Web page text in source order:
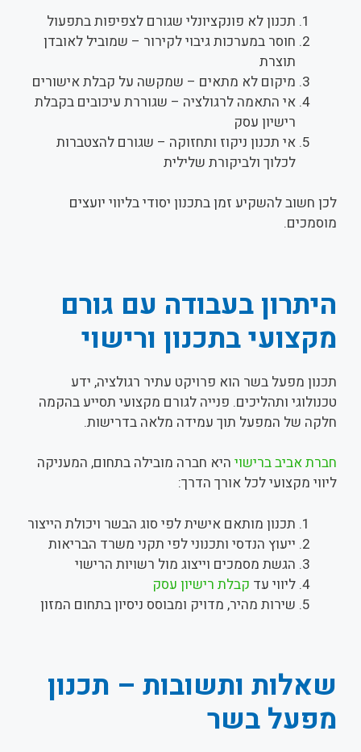
תכנון לא פונקציונלי שגורם לצפיפות בתפעול
חוסר במערכות גיבוי לקירור – שמוביל לאובדן
תוצרת
מיקום לא מתאים – שמקשה על קבלת אישורים
אי התאמה לרגולציה – שגוררת עיכובים בקבלת
רישיון עסק
אי תכנון ניקוז ותחזוקה – שגורם להצטברות
לכלוך ולביקורת שלילית
לכן חשוב להשקיע זמן בתכנון יסודי בליווי יועצים
מוסמכים.
היתרון בעבודה עם גורם
מקצועי בתכנון ורישוי
תכנון מפעל בשר הוא פרויקט עתיר רגולציה, ידע
טכנולוגי ותהליכים. פנייה לגורם מקצועי תסייע בהקמה
חלקה של המפעל תוך עמידה מלאה בדרישות.
חברת אביב ברישוי היא חברה מובילה בתחום, המעניקה
ליווי מקצועי לכל אורך הדרך:
תכנון מותאם אישית לפי סוג הבשר ויכולת הייצור
ייעוץ הנדסי ותכנוני לפי תקני משרד הבריאות
הגשת מסמכים וייצוג מול רשויות הרישוי
ליווי עד קבלת רישיון עסק
שירות מהיר, מדויק ומבוסס ניסיון בתחום המזון
שאלות ותשובות – תכנון
מפעל בשר